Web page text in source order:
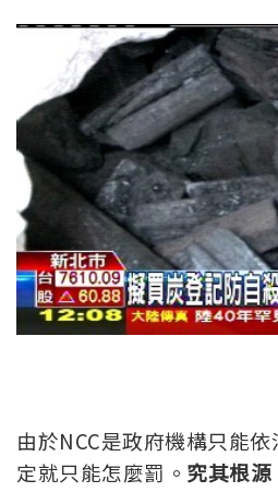
由於NCC是政府機構只能
定就只能怎麼罰。 究其根